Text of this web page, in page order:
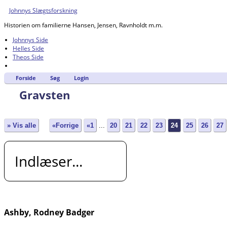
Johnnys Slægtsforskning
Historien om familierne Hansen, Jensen, Ravnholdt m.m.
Johnnys Side
Helles Side
Theos Side
Forside Søg Login
Gravsten
» Vis alle «Forrige «1 ... 20 21 22 23 24 25 26 27
Indlæser...
Ashby, Rodney Badger